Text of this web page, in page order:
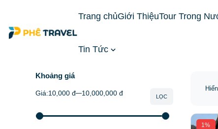
Trang chủGiới ThiệuTour Trong
Tin Tức
Tour Nước Ngoài
Khoảng giá
Giá:10,000 đ 10,000,000 đ LỌC
1%